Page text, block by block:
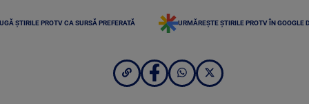
ȘTIRILE PROTV CA SURSĂ PREFERATĂ URMĂREȘTE ȘTIRILE PROTV ÎN GOOGLE